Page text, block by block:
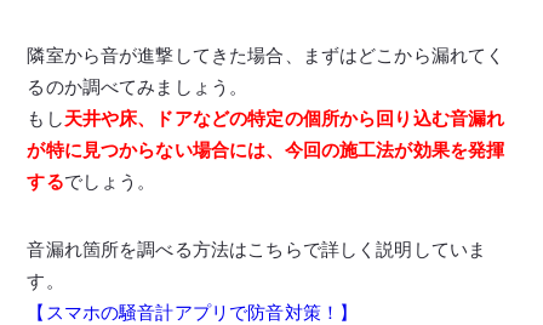
隣室から音が進撃してきた場合、まずはどこから漏れてく
るのか調べてみましょう。
もし天井や床、ドアなどの特定の個所から回り込む音漏れ
が特に見つからない場合には、今回の施工法が効果を発揮
するでしょう。
音漏れ箇所を調べる方法はこちらで詳しく説明していま
す。
【スマホの騒音計アプリで防音対策！】